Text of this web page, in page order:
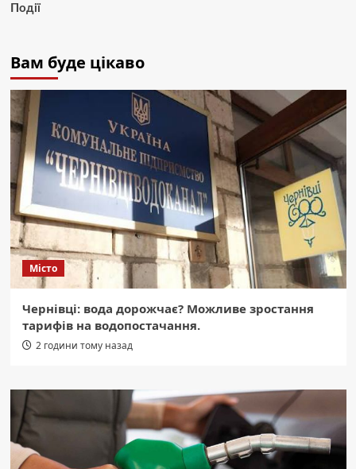
Події
Вам буде цікаво
Місто
Чернівці: вода дорожчає? Можливе зростання
тарифів на водопостачання.
2 години тому назад